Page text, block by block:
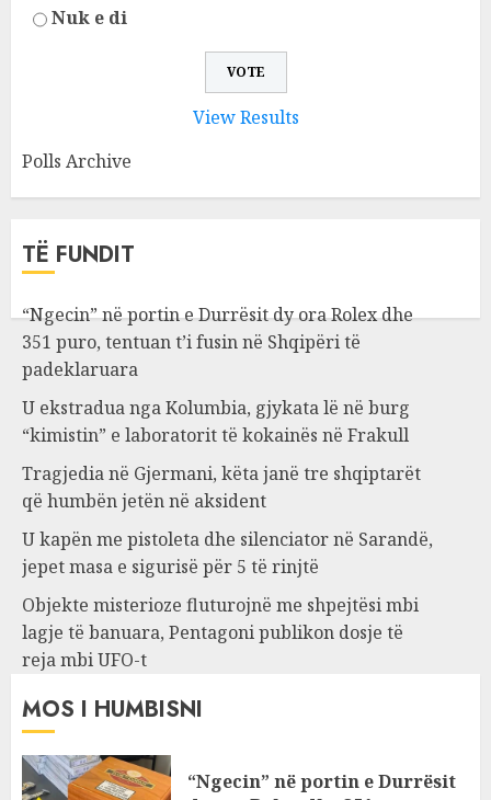
Nuk e di
View Results
Polls Archive
TË FUNDIT
“Ngecin” në portin e Durrësit dy ora Rolex dhe
351 puro, tentuan t’i fusin në Shqipëri të
padeklaruara
U ekstradua nga Kolumbia, gjykata lë në burg
“kimistin” e laboratorit të kokainës në Frakull
Tragjedia në Gjermani, këta janë tre shqiptarët
që humbën jetën në aksident
U kapën me pistoleta dhe silenciator në Sarandë,
jepet masa e sigurisë për 5 të rinjtë
Objekte misterioze fluturojnë me shpejtësi mbi
lagje të banuara, Pentagoni publikon dosje të
reja mbi UFO-t
MOS I HUMBISNI
“Ngecin” në portin e Durrësit